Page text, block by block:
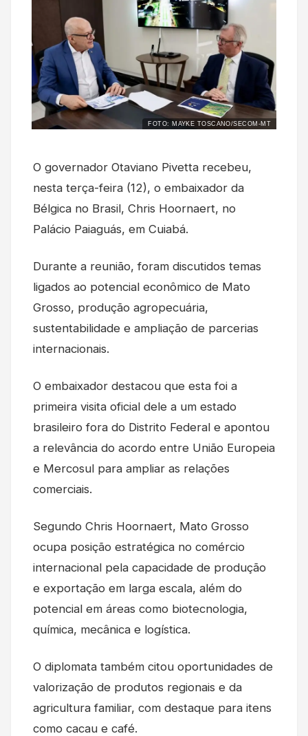
FOTO: MAYKE TOSCANO/SECOM-MT
O governador Otaviano Pivetta recebeu,
nesta terça-feira (12), o embaixador da
Bélgica no Brasil, Chris Hoornaert, no
Palácio Paiaguás, em Cuiabá.
Durante a reunião, foram discutidos temas
ligados ao potencial econômico de Mato
Grosso, produção agropecuária,
sustentabilidade e ampliação de parcerias
internacionais.
O embaixador destacou que esta foi a
primeira visita oficial dele a um estado
brasileiro fora do Distrito Federal e apontou
a relevância do acordo entre União Europeia
e Mercosul para ampliar as relações
comerciais.
Segundo Chris Hoornaert, Mato Grosso
ocupa posição estratégica no comércio
internacional pela capacidade de produção
e exportação em larga escala, além do
potencial em áreas como biotecnologia,
química, mecânica e logística.
O diplomata também citou oportunidades de
valorização de produtos regionais e da
agricultura familiar, com destaque para itens
como cacau e café.